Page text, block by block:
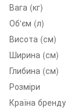
Вага (кг)
Об'єм (л)
Висота (см)
Ширина (см)
Глибина (см)
Розміри
Країна бренду